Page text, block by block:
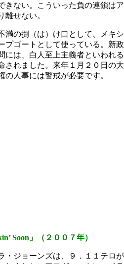
きない。こういった負の連鎖はア
離せない。
満の捌（は）け口として、メキシ
プゴートとして使っている。新政
には、白人至上主義者といわれる
されました。来年１月２０日の大
人事には警戒が必要です。
Soon」（２００７年）
・ジョーンズは、９．１１テロが